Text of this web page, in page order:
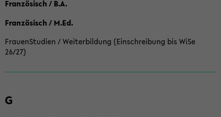
Französisch / B.A.
Französisch / M.Ed.
FrauenStudien / Weiterbildung (Einschreibung bis WiSe
26/27)
G